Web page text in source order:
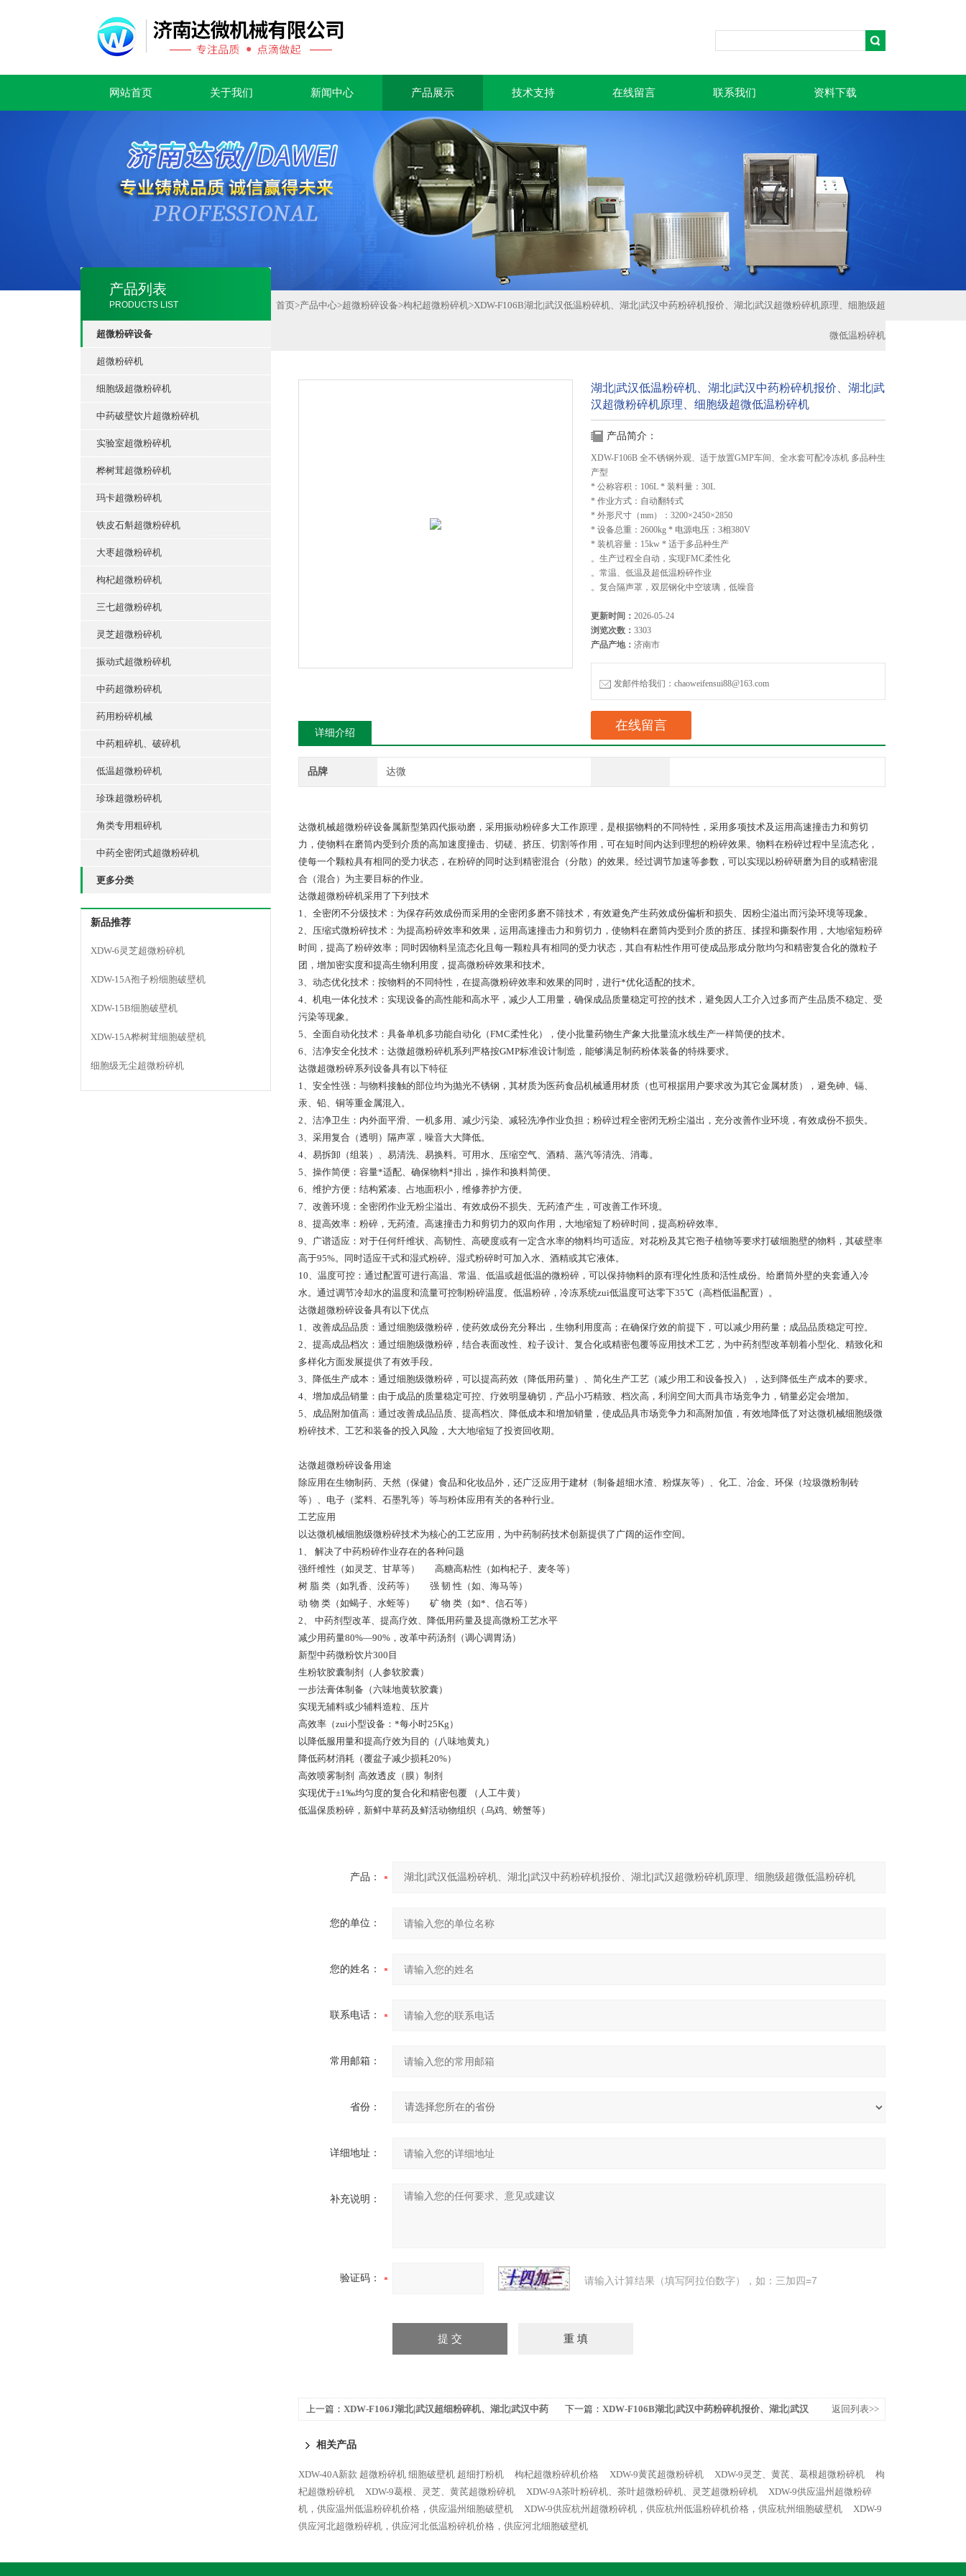
网站首页 关于我们 新闻中心 产品展示 技术支持 在线留言 联系我们 资料下载
产品列表
PRODUCTS LIST
超微粉碎设备
超微粉碎机
细胞级超微粉碎机
中药破壁饮片超微粉碎机
实验室超微粉碎机
桦树茸超微粉碎机
玛卡超微粉碎机
铁皮石斛超微粉碎机
大枣超微粉碎机
枸杞超微粉碎机
三七超微粉碎机
灵芝超微粉碎机
振动式超微粉碎机
中药超微粉碎机
药用粉碎机械
中药粗碎机、破碎机
低温超微粉碎机
珍珠超微粉碎机
角类专用粗碎机
中药全密闭式超微粉碎机
更多分类
新品推荐
XDW-6灵芝超微粉碎机
XDW-15A孢子粉细胞破壁机
XDW-15B细胞破壁机
XDW-15A桦树茸细胞破壁机
细胞级无尘超微粉碎机
首页>产品中心>超微粉碎设备>枸杞超微粉碎机>XDW-F106B湖北|武汉低温粉碎机、湖北|武汉中药粉碎机报价、湖北|武汉超微粉碎机原理、细胞级超
微低温粉碎机
湖北|武汉低温粉碎机、湖北|武汉中药粉碎机报价、湖北|武
汉超微粉碎机原理、细胞级超微低温粉碎机
产品简介：
XDW-F106B 全不锈钢外观、适于放置GMP车间、全水套可配冷冻机 多品种生
产型
* 公称容积：106L * 装料量：30L
* 作业方式：自动翻转式
* 外形尺寸（mm）：3200×2450×2850
* 设备总重：2600kg * 电源电压：3相380V
* 装机容量：15kw * 适于多品种生产
。生产过程全自动，实现FMC柔性化
。常温、低温及超低温粉碎作业
。复合隔声罩，双层钢化中空玻璃，低噪音
更新时间： 2026-05-24
浏览次数： 3303
产品产地： 济南市
发邮件给我们：chaoweifensui88@163.com
在线留言
详细介绍
品牌 达微
达微机械超微粉碎设备属新型第四代振动磨，采用振动粉碎多大工作原理，是根据物料的不同特性，采用多项技术及运用高速撞击力和剪切
力，使物料在磨筒内受到介质的高加速度撞击、切磋、挤压、切割等作用，可在短时间内达到理想的粉碎效果。物料在粉碎过程中呈流态化，
使每一个颗粒具有相同的受力状态，在粉碎的同时达到精密混合（分散）的效果。经过调节加速等参数，可以实现以粉碎研磨为目的或精密混
合（混合）为主要目标的作业。
达微超微粉碎机采用了下列技术
1、全密闭不分级技术：为保存药效成份而采用的全密闭多磨不筛技术，有效避免产生药效成份偏析和损失、因粉尘溢出而污染环境等现象。
2、压缩式微粉碎技术：为提高粉碎效率和效果，运用高速撞击力和剪切力，使物料在磨筒内受到介质的挤压、揉捏和撕裂作用，大地缩短粉碎
时间，提高了粉碎效率；同时因物料呈流态化且每一颗粒具有相同的受力状态，其自有粘性作用可使成品形成分散均匀和精密复合化的微粒子
团，增加密实度和提高生物利用度，提高微粉碎效果和技术。
3、动态优化技术：按物料的不同特性，在提高微粉碎效率和效果的同时，进行*优化适配的技术。
4、机电一体化技术：实现设备的高性能和高水平，减少人工用量，确保成品质量稳定可控的技术，避免因人工介入过多而产生品质不稳定、受
污染等现象。
5、全面自动化技术：具备单机多功能自动化（FMC柔性化），使小批量药物生产象大批量流水线生产一样简便的技术。
6、洁净安全化技术：达微超微粉碎机系列严格按GMP标准设计制造，能够满足制药粉体装备的特殊要求。
达微超微粉碎系列设备具有以下特征
1、安全性强：与物料接触的部位均为抛光不锈钢，其材质为医药食品机械通用材质（也可根据用户要求改为其它金属材质），避免砷、镉、
汞、铅、铜等重金属混入。
2、洁净卫生：内外面平滑、一机多用、减少污染、减轻洗净作业负担；粉碎过程全密闭无粉尘溢出，充分改善作业环境，有效成份不损失。
3、采用复合（透明）隔声罩，噪音大大降低。
4、易拆卸（组装）、易清洗、易换料。可用水、压缩空气、酒精、蒸汽等清洗、消毒。
5、操作简便：容量*适配、确保物料*排出，操作和换料简便。
6、维护方便：结构紧凑、占地面积小，维修养护方便。
7、改善环境：全密闭作业无粉尘溢出、有效成份不损失、无药渣产生，可改善工作环境。
8、提高效率：粉碎，无药渣。高速撞击力和剪切力的双向作用，大地缩短了粉碎时间，提高粉碎效率。
9、广谱适应：对于任何纤维状、高韧性、高硬度或有一定含水率的物料均可适应。对花粉及其它孢子植物等要求打破细胞壁的物料，其破壁率
高于95%。同时适应干式和湿式粉碎。湿式粉碎时可加入水、酒精或其它液体。
10、温度可控：通过配置可进行高温、常温、低温或超低温的微粉碎，可以保持物料的原有理化性质和活性成份。给磨筒外壁的夹套通入冷
水。通过调节冷却水的温度和流量可控制粉碎温度。低温粉碎，冷冻系统zui低温度可达零下35℃（高档低温配置）。
达微超微粉碎设备具有以下优点
1、改善成品品质：通过细胞级微粉碎，使药效成份充分释出，生物利用度高；在确保疗效的前提下，可以减少用药量；成品品质稳定可控。
2、提高成品档次：通过细胞级微粉碎，结合表面改性、粒子设计、复合化或精密包覆等应用技术工艺，为中药剂型改革朝着小型化、精致化和
多样化方面发展提供了有效手段。
3、降低生产成本：通过细胞级微粉碎，可以提高药效（降低用药量）、简化生产工艺（减少用工和设备投入），达到降低生产成本的要求。
4、增加成品销量：由于成品的质量稳定可控、疗效明显确切，产品小巧精致、档次高，利润空间大而具市场竞争力，销量必定会增加。
5、成品附加值高：通过改善成品品质、提高档次、降低成本和增加销量，使成品具市场竞争力和高附加值，有效地降低了对达微机械细胞级微
粉碎技术、工艺和装备的投入风险，大大地缩短了投资回收期。
达微超微粉碎设备用途
除应用在生物制药、天然（保健）食品和化妆品外，还广泛应用于建材（制备超细水渣、粉煤灰等）、化工、冶金、环保（垃圾微粉制砖
等）、电子（桨料、石墨乳等）等与粉体应用有关的各种行业。
工艺应用
以达微机械细胞级微粉碎技术为核心的工艺应用，为中药制药技术创新提供了广阔的运作空间。
1、 解决了中药粉碎作业存在的各种问题
强纤维性（如灵芝、甘草等） 高糖高粘性（如枸杞子、麦冬等）
树 脂 类（如乳香、没药等） 强 韧 性（如、海马等）
动 物 类（如蝎子、水蛭等） 矿 物 类（如*、信石等）
2、 中药剂型改革、提高疗效、降低用药量及提高微粉工艺水平
减少用药量80%—90%，改革中药汤剂（调心调胃汤）
新型中药微粉饮片300目
生粉软胶囊制剂（人参软胶囊）
一步法膏体制备（六味地黄软胶囊）
实现无辅料或少辅料造粒、压片
高效率（zui小型设备：*每小时25Kg）
以降低服用量和提高疗效为目的（八味地黄丸）
降低药材消耗（覆盆子减少损耗20%）
高效喷雾制剂 高效透皮（膜）制剂
实现优于±1‰均匀度的复合化和精密包覆 （人工牛黄）
低温保质粉碎，新鲜中草药及鲜活动物组织（乌鸡、螃蟹等）
产品：
您的单位：
您的姓名：
联系电话：
常用邮箱：
省份：
详细地址：
补充说明：
验证码： 请输入计算结果（填写阿拉伯数字），如：三加四=7
上一篇： XDW-F106J湖北|武汉超细粉碎机、湖北|武汉中药
碎机
下一篇： XDW-F106B湖北|武汉中药粉碎机报价、湖北|武汉
返回列表>>
相关产品
XDW-40A新款 超微粉碎机 细胞破壁机 超细打粉机 枸杞超微粉碎机价格 XDW-9黄芪超微粉碎机 XDW-9灵芝、黄芪、葛根超微粉碎机
枸
杞超微粉碎机
XDW-9葛根、灵芝、黄芪超微粉碎机 XDW-9A茶叶粉碎机、茶叶超微粉碎机、灵芝超微粉碎机
XDW-9供应温州超微粉碎
机，供应温州低温粉碎机价格，供应温州细胞破壁机
XDW-9供应杭州超微粉碎机，供应杭州低温粉碎机价格，供应杭州细胞破壁机
XDW-9
供应河北超微粉碎机，供应河北低温粉碎机价格，供应河北细胞破壁机